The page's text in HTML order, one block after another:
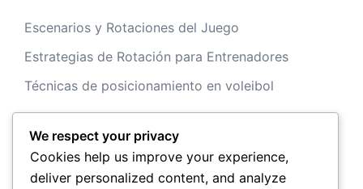
Escenarios y Rotaciones del Juego
Estrategias de Rotación para Entrenadores
Técnicas de posicionamiento en voleibol
Publicaciones recientes
We respect your privacy
Cookies help us improve your experience,
deliver personalized content, and analyze